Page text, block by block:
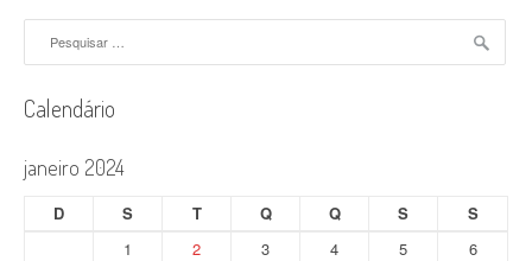
e
g
a
ç
ã
Calendário
janeiro 2024
D S T Q Q S
S
1
2 3 4 5
6